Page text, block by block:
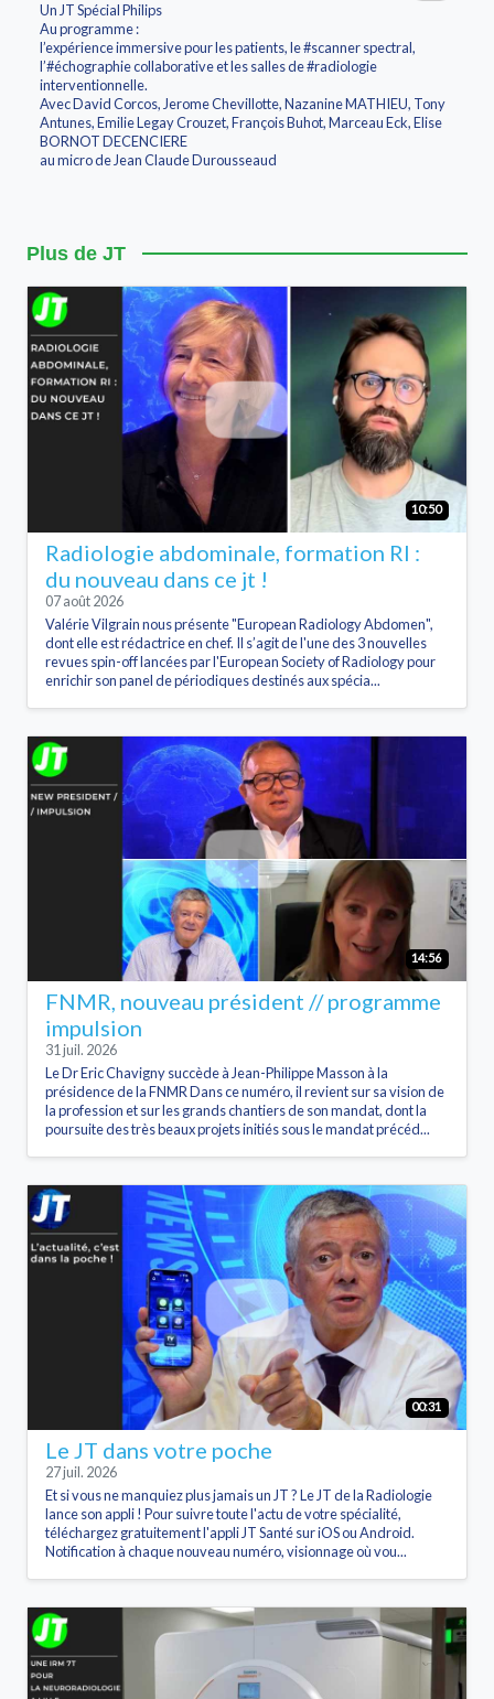
Un JT Spécial Philips
Au programme :
l’expérience immersive pour les patients, le #scanner spectral,
l’#échographie collaborative et les salles de #radiologie
interventionnelle.
Avec David Corcos, Jerome Chevillotte, Nazanine MATHIEU, Tony
Antunes, Emilie Legay Crouzet, François Buhot, Marceau Eck, Elise
BORNOT DECENCIERE
au micro de Jean Claude Durousseaud
Plus de JT
10:50
Radiologie abdominale, formation RI :
du nouveau dans ce jt !
07 août 2026
Valérie Vilgrain nous présente "European Radiology Abdomen",
dont elle est rédactrice en chef. Il s’agit de l'une des 3 nouvelles
revues spin-off lancées par l'European Society of Radiology pour
enrichir son panel de périodiques destinés aux spécia...
14:56
FNMR, nouveau président // programme
impulsion
31 juil. 2026
Le Dr Eric Chavigny succède à Jean-Philippe Masson à la
présidence de la FNMR Dans ce numéro, il revient sur sa vision de
la profession et sur les grands chantiers de son mandat, dont la
poursuite des très beaux projets initiés sous le mandat précéd...
00:31
Le JT dans votre poche
27 juil. 2026
Et si vous ne manquiez plus jamais un JT ? Le JT de la Radiologie
lance son appli ! Pour suivre toute l'actu de votre spécialité,
téléchargez gratuitement l'appli JT Santé sur iOS ou Android.
Notification à chaque nouveau numéro, visionnage où vou...